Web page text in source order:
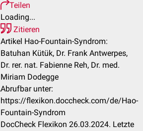
Teilen
Loading...
Zitieren
Artikel Hao-Fountain-Syndrom:
Batuhan Kütük, Dr. Frank Antwerpes,
Dr. rer. nat. Fabienne Reh, Dr. med.
Miriam Dodegge
Abrufbar unter:
https://flexikon.doccheck.com/de/Hao-
Fountain-Syndrom
DocCheck Flexikon 26.03.2024. Letzte